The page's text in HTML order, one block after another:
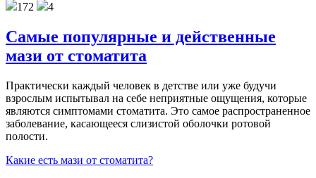
172
4
Самые популярные и действенные
мази от стоматита
Практически каждый человек в детстве или уже будучи
взрослым испытывал на себе неприятные ощущения, которые
являются симптомами стоматита. Это самое распространенное
заболевание, касающееся слизистой оболочки ротовой
полости.
Какие есть мази от стоматита?